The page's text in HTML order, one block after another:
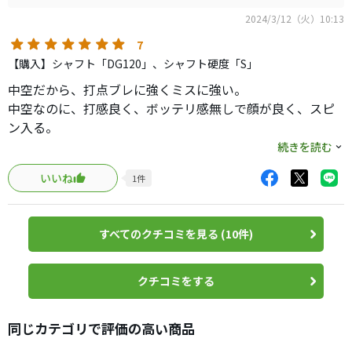
2024/3/12（火）10:13
7
【購入】シャフト「DG120」、シャフト硬度「S」
中空だから、打点ブレに強くミスに強い。
中空なのに、打感良く、ボッテリ感無しで顔が良く、スピ
ン入る。
ロフトなりに飛ぶけど、スピン量のおかげで距離も合わせ
やすいですし、強めのダウンブローやライン出しもできま
した。
優しいモデルにありがちなグースも少ないので、自分で球
を捕まえられる人は誰でもいけそうです。
打音は大好きです。さすがにマッスルのようなしっとりと
した柔らかさはないですが、コリっとした音に感じます。
過去に他社の中空アイアンを使ったことがあり、強すぎる
はじき感と高音で耳障りで、スピン少なくて不安定に飛び
ましたが、このモデルは全て解消しており、さすがミズノ
続きを読む
いいね
1件
すべてのクチコミを見る (10件)
クチコミをする
同じカテゴリで評価の高い商品